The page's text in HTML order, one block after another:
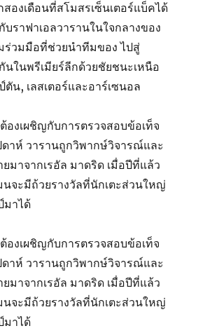
องเดือนที่สโมสรเซ็นเตอร์แบ็คได้
ราฟาเอลวารานในใจกลางของ
ร่วมมือที่ช่วยนําทีมของ ไปสู่
ในพรีเมียร์ลีกด้วยชัยชนะเหนือ
ตัน, เลสเตอร์และอาร์เซนอล
งเผชิญกับการตรวจสอบข้อเท็จ
ดาห์ วารานถูกวิพากษ์วิจารณ์และ
ยมาจากเรอัล มาดริด เมื่อปีที่แล้ว
จะมีถ้วยรางวัลที่นักเตะส่วนใหญ่
มาได้
งเผชิญกับการตรวจสอบข้อเท็จ
ดาห์ วารานถูกวิพากษ์วิจารณ์และ
ยมาจากเรอัล มาดริด เมื่อปีที่แล้ว
จะมีถ้วยรางวัลที่นักเตะส่วนใหญ่
มาได้